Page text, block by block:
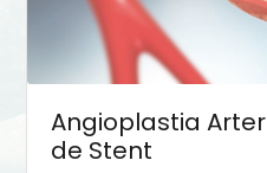
Angioplastia
de Stent